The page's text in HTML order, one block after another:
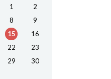
1
2
8
9
15
16
22
23
29
30